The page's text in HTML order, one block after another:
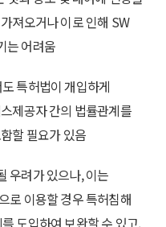
져오거나 이로 인해 SW
는 어려움
특허법이 개입하게
제공자 간의 법률관계를
할 필요가 있음
우려가 있으나, 이는
로 이용할 경우 특허침해